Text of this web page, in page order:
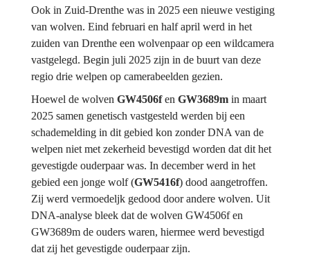
Ook in Zuid-Drenthe was in 2025 een nieuwe vestiging
van wolven. Eind februari en half april werd in het
zuiden van Drenthe een wolvenpaar op een wildcamera
vastgelegd. Begin juli 2025 zijn in de buurt van deze
regio drie welpen op camerabeelden gezien.
Hoewel de wolven GW4506f en GW3689m in maart
2025 samen genetisch vastgesteld werden bij een
schademelding in dit gebied kon zonder DNA van de
welpen niet met zekerheid bevestigd worden dat dit het
gevestigde ouderpaar was. In december werd in het
gebied een jonge wolf (GW5416f) dood aangetroffen.
Zij werd vermoedeljk gedood door andere wolven. Uit
DNA-analyse bleek dat de wolven GW4506f en
GW3689m de ouders waren, hiermee werd bevestigd
dat zij het gevestigde ouderpaar zijn.